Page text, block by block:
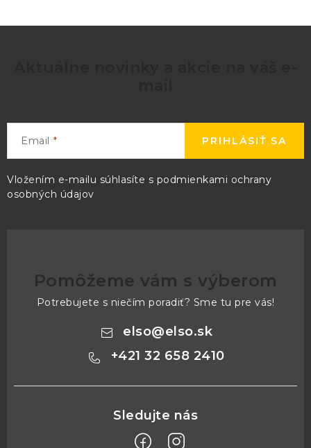
ý
Email
Vložením e-mailu súhlasíte s podmienkami ochrany
osobných údajov
PRIHLÁSIŤ SA
Pomôžeme vám s výberom
Potrebujete s niečím poradiť? Sme tu pre vás!
elso@elso.sk
+421 32 658 2410